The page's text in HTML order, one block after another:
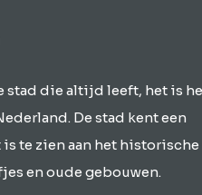
stad die altijd leeft, het is
De stad kent een
te zien aan het historische
en oude gebouwen.